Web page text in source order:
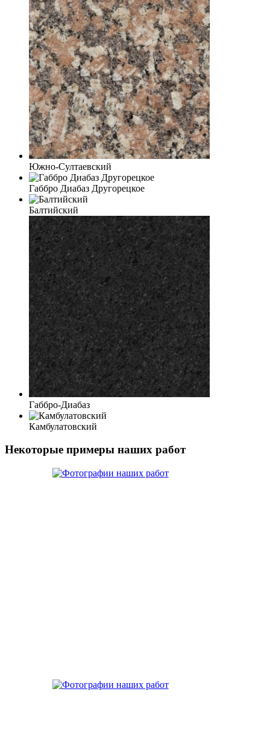
Южно-Султаевский
Габбро Диабаз Другорецкое
Балтийский
Габбро-Диабаз
Камбулатовский
Некоторые примеры наших работ